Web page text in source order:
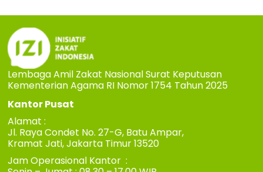
Lembaga Amil Zakat Nasional Surat Keputusan
Kementerian Agama RI Nomor 1754 Tahun 2025
Kantor Pusat
Alamat :
Jl. Raya Condet No. 27-G, Batu Ampar,
Kramat Jati, Jakarta Timur 13520
Jam Operasional Kantor :